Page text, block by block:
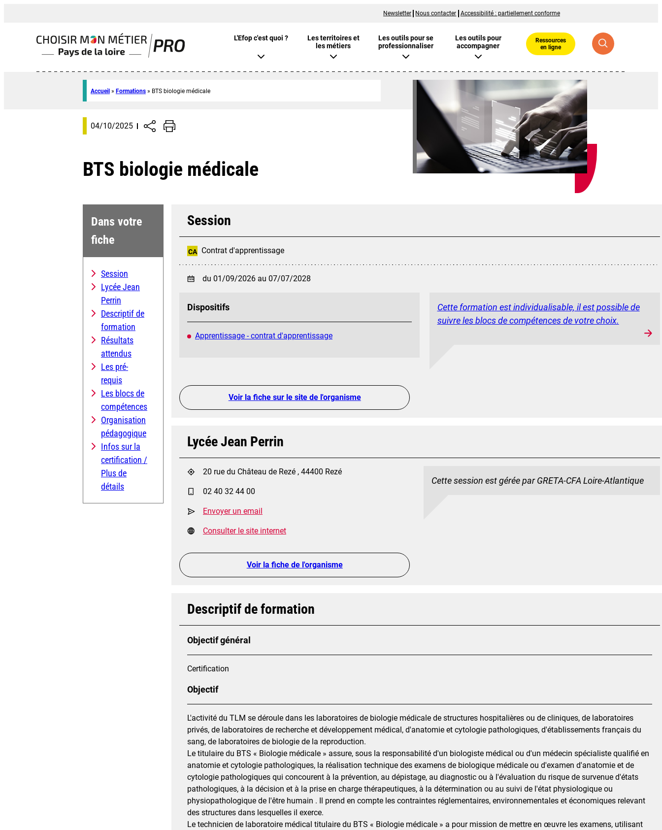
Newsletter Nous contacter Accessibilité : partiellement conforme
L'Efop c'est quoi ?
Les territoires et
les métiers
Les outils pour se
professionnaliser
Les outils pour
accompagner
Ressources
en ligne
Accueil » Formations » BTS biologie médicale
04/10/2025
BTS biologie médicale
Dans votre
fiche
Session
Lycée Jean
Perrin
Descriptif de
formation
Résultats
attendus
Les pré-
requis
Les blocs de
compétences
Organisation
pédagogique
Infos sur la
certification /
Plus de
détails
Session
CA Contrat d'apprentissage
du 01/09/2026 au 07/07/2028
Dispositifs
Apprentissage - contrat d'apprentissage
Cette formation est individualisable, il est possible de
suivre les blocs de compétences de votre choix.
Voir la fiche sur le site de l'organisme
Lycée Jean Perrin
20 rue du Château de Rezé , 44400 Rezé
02 40 32 44 00
Envoyer un email
Consulter le site internet
Cette session est gérée par GRETA-CFA Loire-Atlantique
Voir la fiche de l'organisme
Descriptif de formation
Objectif général
Certification
Objectif
L'activité du TLM se déroule dans les laboratoires de biologie médicale de structures hospitalières ou de cliniques, de laboratoires
privés, de laboratoires de recherche et développement médical, d'anatomie et cytologie pathologiques, d'établissements français du
sang, de laboratoires de biologie de la reproduction.
Le titulaire du BTS « Biologie médicale » assure, sous la responsabilité d'un biologiste médical ou d'un médecin spécialiste qualifié en
anatomie et cytologie pathologiques, la réalisation technique des examens de biologique médicale ou d'examen d'anatomie et de
cytologie pathologiques qui concourent à la prévention, au dépistage, au diagnostic ou à l'évaluation du risque de survenue d'états
pathologiques, à la décision et à la prise en charge thérapeutiques, à la détermination ou au suivi de l'état physiologique ou
physiopathologique de l'être humain . Il prend en compte les contraintes réglementaires, environnementales et économiques relevant
des structures dans lesquelles il exerce.
Le technicien de laboratoire médical titulaire du BTS « Biologie médicale » a pour mission de mettre en œuvre les examens, utilisant